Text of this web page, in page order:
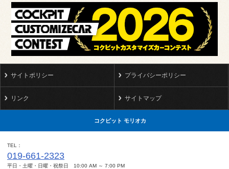
サイトポリシー プライバシーポリシー
リンク サイトマップ
コクピット モリオカ
TEL
019-661-2323
平日・土曜・日曜・祝祭日 10:00 AM ～ 7:00 PM